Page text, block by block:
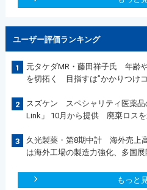
ユーザー評価ランキング
1
元タケダMR・藤田祥子氏 年齢
を切拓く 目指すは”かかりつけ
2
スズケン スペシャリティ医薬品
Link」 10月から提供 廃棄ロス
3
久光製薬・第8期中計 海外売上
は海外工場の製造力強化、多国展
もっと